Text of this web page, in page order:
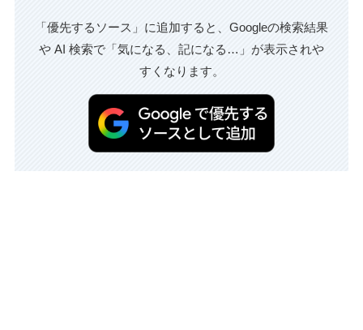
「優先するソース」に追加すると、Googleの検索結果
や AI 検索で「気になる、記になる…」が表示されや
すくなります。